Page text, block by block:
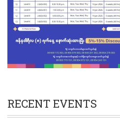
RECENT EVENTS